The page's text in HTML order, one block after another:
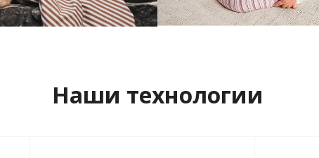
проект
Смотреть проект
Наши технологии